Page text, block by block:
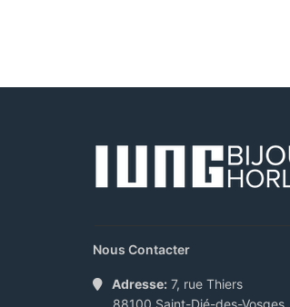
Nous Contacter
Adresse: 7, rue Thiers
88100 Saint-Dié-des-Vosges